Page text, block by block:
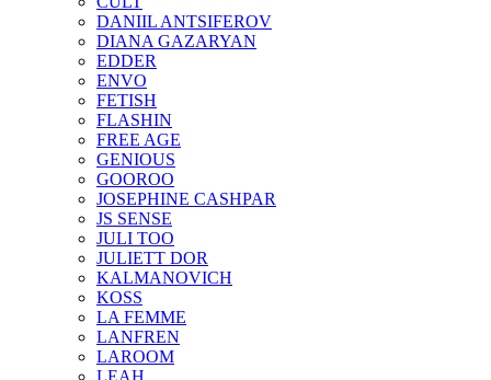
DANIIL ANTSIFEROV
DIANA GAZARYAN
EDDER
ENVO
FETISH
FLASHIN
FREE AGE
GENIOUS
GOOROO
JOSEPHINE CASHPAR
JS SENSE
JULI TOO
JULIETT DOR
KALMANOVICH
KOSS
LA FEMME
LANFREN
LAROOM
LEAH